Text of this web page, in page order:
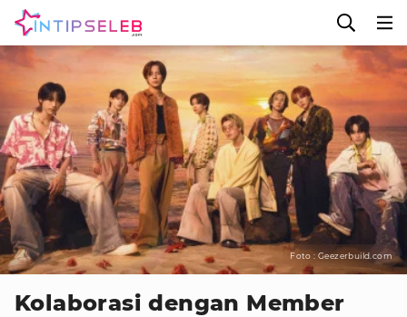
Foto : Geezerbuild.com
Kolaborasi dengan Member